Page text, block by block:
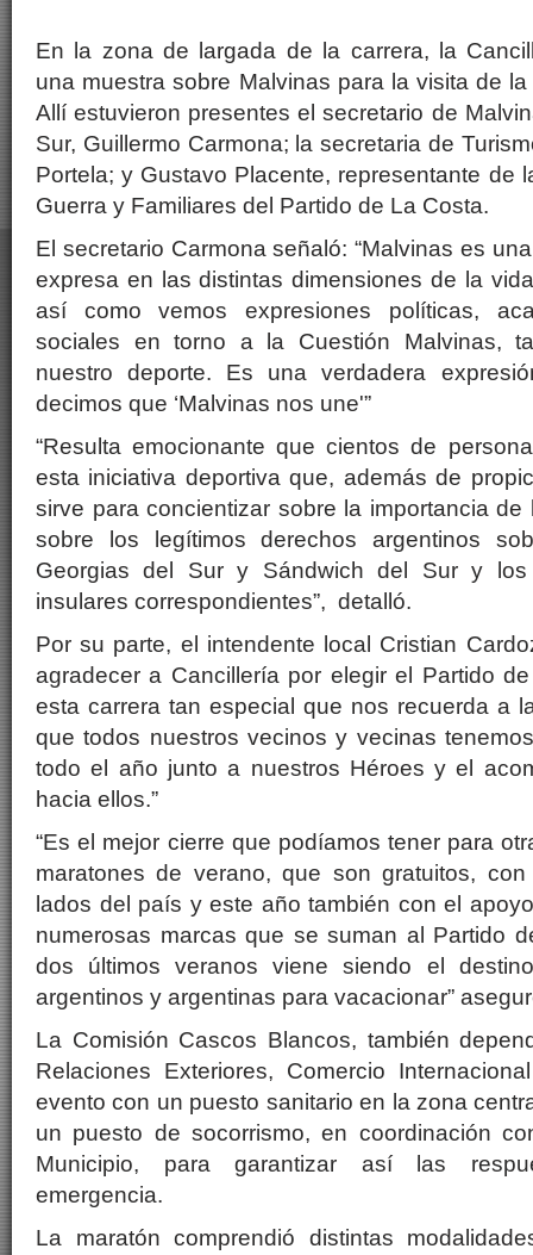
En la zona de largada de la carrera, la
una muestra sobre Malvinas para la visita de
Allí estuvieron presentes el secretario de
Sur, Guillermo Carmona; la secretaria de
Portela; y Gustavo Placente, representante de
Guerra y Familiares del Partido de La Costa.
El secretario Carmona señaló: “Malvinas es
expresa en las distintas dimensiones de la
así como vemos expresiones políticas,
sociales en torno a la Cuestión Malvinas,
nuestro deporte. Es una verdadera
decimos que ‘Malvinas nos une'”
“Resulta emocionante que cientos de
esta iniciativa deportiva que, además de
sirve para concientizar sobre la importancia
sobre los legítimos derechos argentinos
Georgias del Sur y Sándwich del Sur y los
insulares correspondientes”, detalló.
Por su parte, el intendente local Cristian
agradecer a Cancillería por elegir el Partido
esta carrera tan especial que nos recuerda a
que todos nuestros vecinos y vecinas
todo el año junto a nuestros Héroes y el
hacia ellos.”
“Es el mejor cierre que podíamos tener para
maratones de verano, que son gratuitos,
lados del país y este año también con el
numerosas marcas que se suman al Partido
dos últimos veranos viene siendo el
argentinos y argentinas para vacacionar”
La Comisión Cascos Blancos, también
Relaciones Exteriores, Comercio
evento con un puesto sanitario en la zona
un puesto de socorrismo, en coordinación
Municipio, para garantizar así las
emergencia.
La maratón comprendió distintas